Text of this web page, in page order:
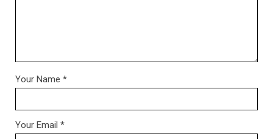
Your Name *
Your Email *